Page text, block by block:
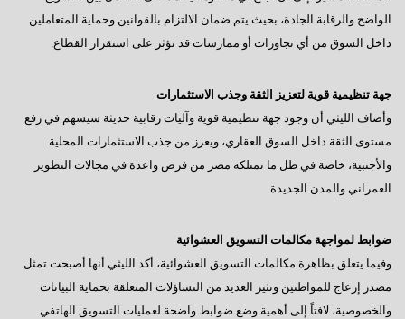
الواضح والرقابة الجادة، بحيث يتم ضمان الالتزام بالقوانين وحماية المتعاملين
داخل السوق من أي تجاوزات أو ممارسات قد تؤثر على استقرار القطاع.
جهة تنظيمية قوية لتعزيز الثقة وجذب الاستثمارات
وأضاف الليثي أن وجود جهة تنظيمية قوية وآليات رقابية حديثة سيسهم في رفع
مستوى الثقة داخل السوق العقاري، ويعزز من جذب الاستثمارات المحلية
والأجنبية، خاصة في ظل ما تمتلكه مصر من فرص واعدة في مجالات التطوير
العمراني والمدن الجديدة.
ضوابط لمواجهة مكالمات التسويق العشوائية
وفيما يتعلق بظاهرة مكالمات التسويق العشوائية، أكد الليثي أنها أصبحت تمثل
مصدر إزعاج للمواطنين وتثير العديد من التساؤلات المتعلقة بحماية البيانات
والخصوصية، لافتاً إلى أهمية وضع ضوابط واضحة لعمليات التسويق الهاتفي